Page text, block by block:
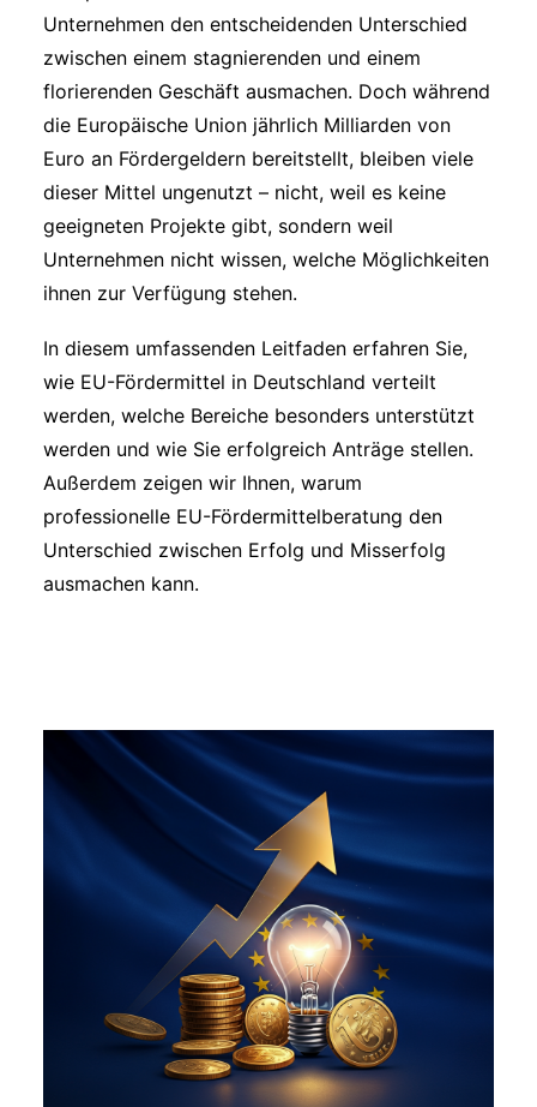
Unternehmen den entscheidenden Unterschied
zwischen einem stagnierenden und einem
florierenden Geschäft ausmachen. Doch während
die Europäische Union jährlich Milliarden von
Euro an Fördergeldern bereitstellt, bleiben viele
dieser Mittel ungenutzt – nicht, weil es keine
geeigneten Projekte gibt, sondern weil
Unternehmen nicht wissen, welche Möglichkeiten
ihnen zur Verfügung stehen.
In diesem umfassenden Leitfaden erfahren Sie,
wie EU-Fördermittel in Deutschland verteilt
werden, welche Bereiche besonders unterstützt
werden und wie Sie erfolgreich Anträge stellen.
Außerdem zeigen wir Ihnen, warum
professionelle EU-Fördermittelberatung den
Unterschied zwischen Erfolg und Misserfolg
ausmachen kann.